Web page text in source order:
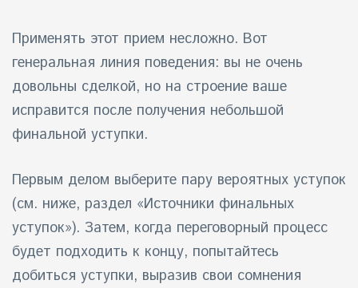
Применять этот прием несложно. Вот
генеральная линия поведения: вы не очень
довольны сделкой, но на строение ваше
исправится после получения небольшой
финальной уступки.
Первым делом выберите пару вероятных уступок
(см. ниже, раздел «Источники финальных
уступок»). Затем, когда переговорный процесс
будет подходить к концу, попытайтесь
добиться уступки, выразив свои сомнения